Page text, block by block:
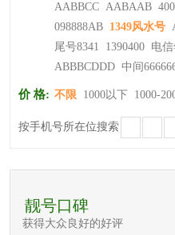
AABBCC AABAAB
098888AB 1349风水号
尾号8341
1390400 电
ABBBCDDD 中间
价 格: 不限 1000以下 1000-
按手机号所在位搜索
靓号口碑
获得大众良好的好评